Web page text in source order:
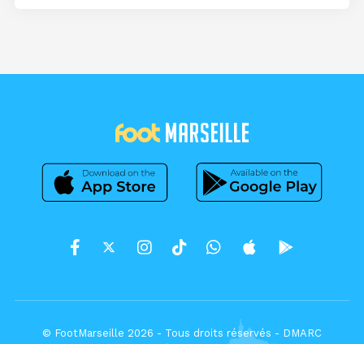
© FootMarseille 2026 - Tous droits réservés - DMARC